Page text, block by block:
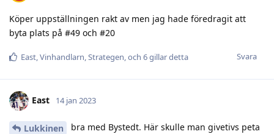
Köper uppställningen rakt av men jag hade föredragit att
byta plats på #49 och #20
Svara
East,Vinhandlarn,Strategen, och 6gillar detta
East 14 jan 2023
Lukkinen
bra med Bystedt. Här skulle man givetivs peta